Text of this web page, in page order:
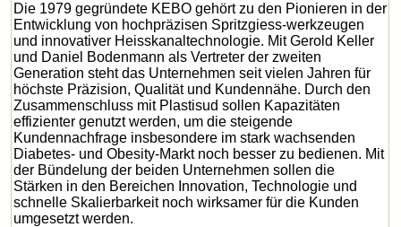
Die 1979 gegründete KEBO gehört zu den Pionieren in der
Entwicklung von hochpräzisen Spritzgiess-werkzeugen
und innovativer Heisskanaltechnologie. Mit Gerold Keller
und Daniel Bodenmann als Vertreter der zweiten
Generation steht das Unternehmen seit vielen Jahren für
höchste Präzision, Qualität und Kundennähe. Durch den
Zusammenschluss mit Plastisud sollen Kapazitäten
effizienter genutzt werden, um die steigende
Kundennachfrage insbesondere im stark wachsenden
Diabetes- und Obesity-Markt noch besser zu bedienen. Mit
der Bündelung der beiden Unternehmen sollen die
Stärken in den Bereichen Innovation, Technologie und
schnelle Skalierbarkeit noch wirksamer für die Kunden
umgesetzt werden.